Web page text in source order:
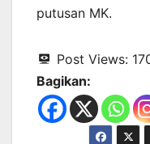
putusan MK.
Post Views:
Bagikan: